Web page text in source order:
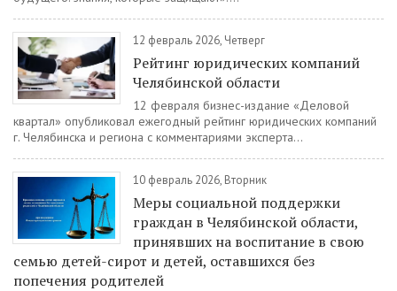
12 февраль 2026, Четверг
Рейтинг юридических компаний
Челябинской области
12 февраля бизнес-издание «Деловой
квартал» опубликовал ежегодный рейтинг юридических компаний
г. Челябинска и региона с комментариями эксперта...
10 февраль 2026, Вторник
Меры социальной поддержки
граждан в Челябинской области,
принявших на воспитание в свою
семью детей-сирот и детей, оставшихся без
попечения родителей